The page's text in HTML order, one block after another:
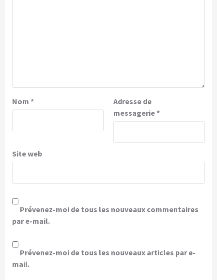
Nom *
Adresse de
messagerie*
Site web
Prévenez-moi de tous les nouveaux commentaires
par e-mail.
Prévenez-moi de tous les nouveaux articles par e-
mail.